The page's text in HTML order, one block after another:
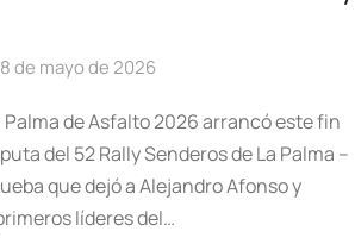
de mayo de 2026
Palma de Asfalto 2026 arrancó este fin
del 52 Rally Senderos de La Palma –
que dejó a Alejandro Afonso y
líderes del…